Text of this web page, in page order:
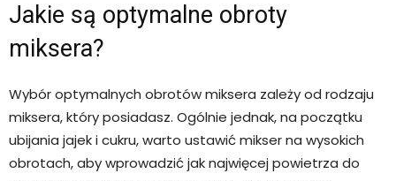
Jakie są optymalne obroty
miksera?
Wybór optymalnych obrotów miksera zależy od rodzaju
miksera, który posiadasz. Ogólnie jednak, na początku
ubijania jajek i cukru, warto ustawić mikser na wysokich
obrotach, aby wprowadzić jak najwięcej powietrza do